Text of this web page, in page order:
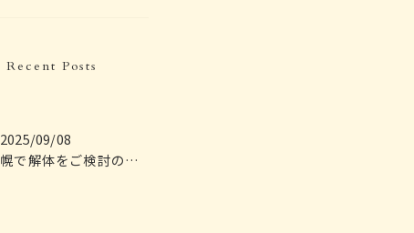
Recent Posts
2025/09/08
札幌で解体をご検討の皆様へ